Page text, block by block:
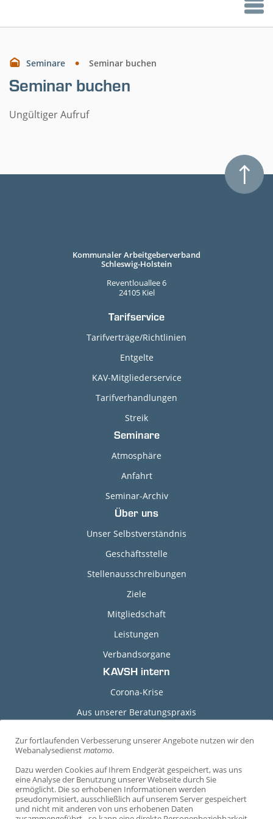
C
o
k
i
Zur fortlaufenden Verbesserung unserer Angebote nutzen wir den
Webanalysedienstmatomo.
Dazu werden Cookies auf Ihrem Endgerät gespeichert, was uns
eine Analyse der Benutzung unserer Webseite durch Sie
ermöglicht. Die so erhobenen Informationen werden
pseudonymisiert, ausschließlich auf unserem Server gespeichert
und nicht mit anderen von uns erhobenen Daten
Seminare Seminar buchen
Seminar buchen
Ungültiger Aufruf
Kommunaler Arbeitgeberverband
Schleswig-Holstein
Reventlouallee 6
24105 Kiel
Tarifservice
Tarifverträge/Richtlinien
Entgelte
KAV-Mitgliederservice
Tarifverhandlungen
Streik
Seminare
Atmosphäre
Anfahrt
Seminar-Archiv
Über uns
Unser Selbstverständnis
Geschäftsstelle
Stellenausschreibungen
Ziele
Mitgliedschaft
Leistungen
Verbandsorgane
KAVSH intern
Corona-Krise
Aus unserer Beratungspraxis
Durchführungshinweise
Arbeitshilfen
Arbeitsvertragsmuster
Mustervereinbarungen